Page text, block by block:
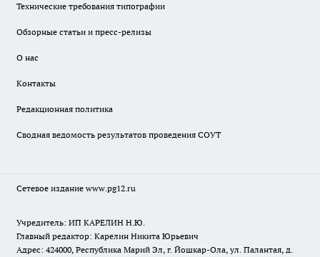
Технические требования типографии
Обзорные статьи и пресс-релизы
О нас
Контакты
Редакционная политика
Сводная ведомость результатов проведения СОУТ
Сетевое издание www.pg12.ru
Учредитель: ИП КАРЕЛИН Н.Ю.
Главный редактор: Карелин Никита Юрьевич
Адрес: 424000, Республика Марий Эл, г. Йошкар-Ола, ул. Палантая, д.